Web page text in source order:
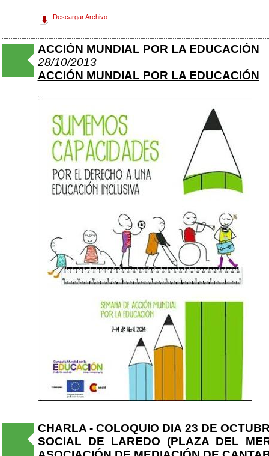
Descargar Archivo
ACCIÓN MUNDIAL POR LA EDUCACIÓN
28/10/2013
ACCIÓN MUNDIAL POR LA EDUCACIÓN
CHARLA - COLOQUIO DIA 23 DE
SOCIAL DE LAREDO (PLAZA DEL